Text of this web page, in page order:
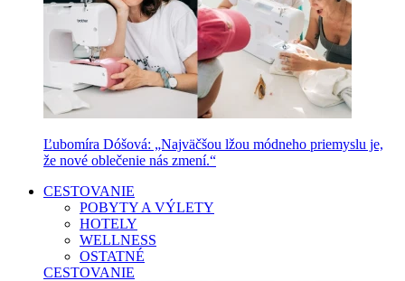
Ľubomíra Dóšová: „Najväčšou lžou módneho priemyslu je,
že nové oblečenie nás zmení.“
CESTOVANIE
POBYTY A VÝLETY
HOTELY
WELLNESS
OSTATNÉ
CESTOVANIE